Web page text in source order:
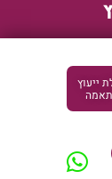
ייעוץ